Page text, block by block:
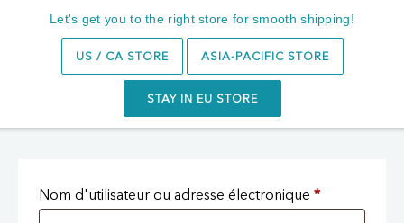
Let's get you to the right store for smooth shipping!
US / CA STORE ASIA-PACIFIC STORE
STAY IN EU STORE
Recherche
première commande
Nom d'utilisateur ou adresse électronique *